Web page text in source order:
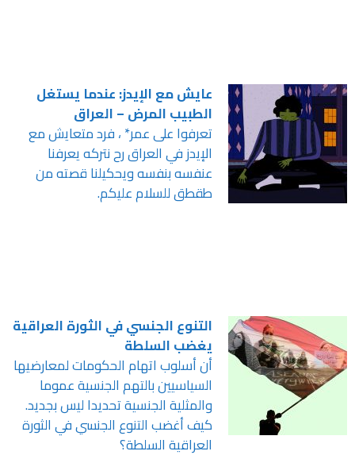
عايش مع الإيدز: عندما يستغل
الطبيب المرض – العراق
تعرفوا على عمر* ، فرد متعايش مع
الإيدز في العراق رح نتركه يعرفنا
عنفسه بنفسه ويحكيلنا قصته من
طقطق للسلام عليكم.
التنوع الجنسي في الثورة العراقية
يغضب السلطة
أن أسلوب اتهام الحكومات لمعارضيها
السياسيين بالتهم الجنسية عموما
والمثلية الجنسية تحديدا ليس بجديد.
كيف أغضب التنوع الجنسي في الثورة
العراقية السلطة؟